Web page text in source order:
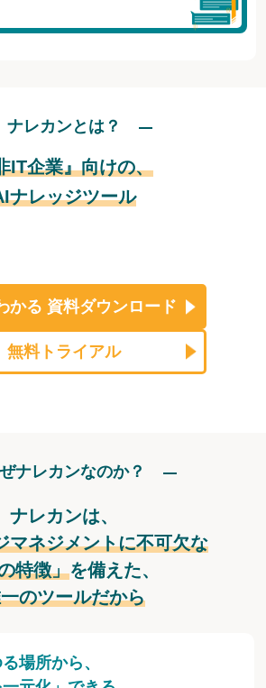
ナレカンとは？
IT企業』向けの、
ナレッジツール
かる 資料ダウンロード
無料トライアル
ナレカンなのか？
ナレカンは、
マネジメントに不可欠な
特徴」を備えた、
のツールだから
場所から、